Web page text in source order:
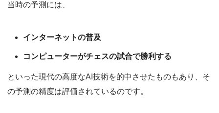
当時の予測には、
インターネットの普及
コンピューターがチェスの試合で勝利する
といった現代の高度なAI技術を的中させたものもあり、そ
の予測の精度は評価されているのです。